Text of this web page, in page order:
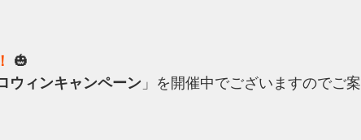
🎃
ウィンキャンペーン 」を開催中でございますのでご案